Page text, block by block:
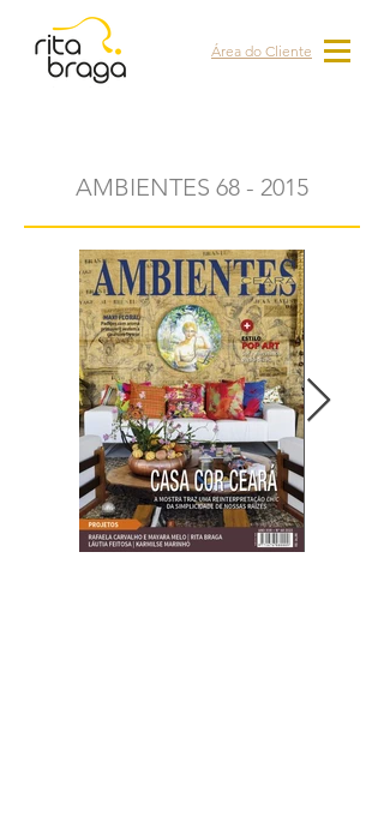
Área do Cliente
AMBIENTES 68 - 2015